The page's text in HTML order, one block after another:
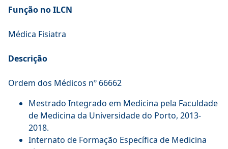
Função no ILCN
Médica Fisiatra
Descrição
Ordem dos Médicos nº 66662
Mestrado Integrado em Medicina pela Faculdade
de Medicina da Universidade do Porto, 2013-
2018.
Internato de Formação Específica de Medicina